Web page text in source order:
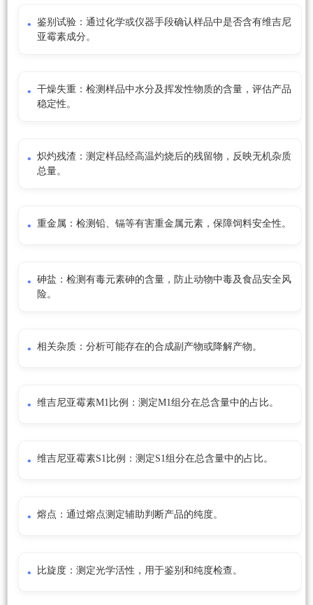
鉴别试验：通过化学或仪器手段确认样品中是否含有维吉尼
亚霉素成分。
干燥失重：检测样品中水分及挥发性物质的含量，评估产品
稳定性。
炽灼残渣：测定样品经高温灼烧后的残留物，反映无机杂质
总量。
重金属：检测铅、镉等有害重金属元素，保障饲料安全性。
砷盐：检测有毒元素砷的含量，防止动物中毒及食品安全风
险。
相关杂质：分析可能存在的合成副产物或降解产物。
维吉尼亚霉素M1比例：测定M1组分在总含量中的占比。
维吉尼亚霉素S1比例：测定S1组分在总含量中的占比。
熔点：通过熔点测定辅助判断产品的纯度。
比旋度：测定光学活性，用于鉴别和纯度检查。